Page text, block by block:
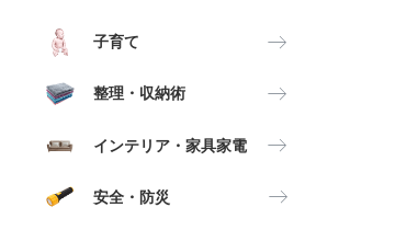
子育て
整理・収納術
インテリア・家具家電
安全・防災